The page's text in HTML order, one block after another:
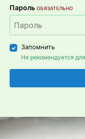
Пароль ОБЯЗАТЕЛЬНО
Запомнить
Не рекомендуется